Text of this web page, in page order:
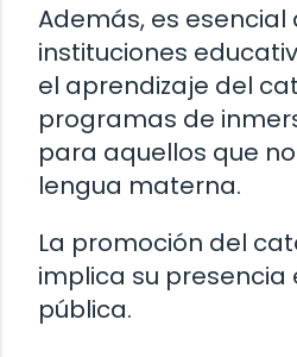
Además, es esencial
instituciones
el aprendizaje del
programas de
para aquellos que
lengua materna.
La promoción del
implica su presencia
pública.